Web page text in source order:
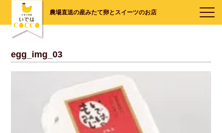
農場直送の産みたて卵とスイーツのお店
egg_img_03